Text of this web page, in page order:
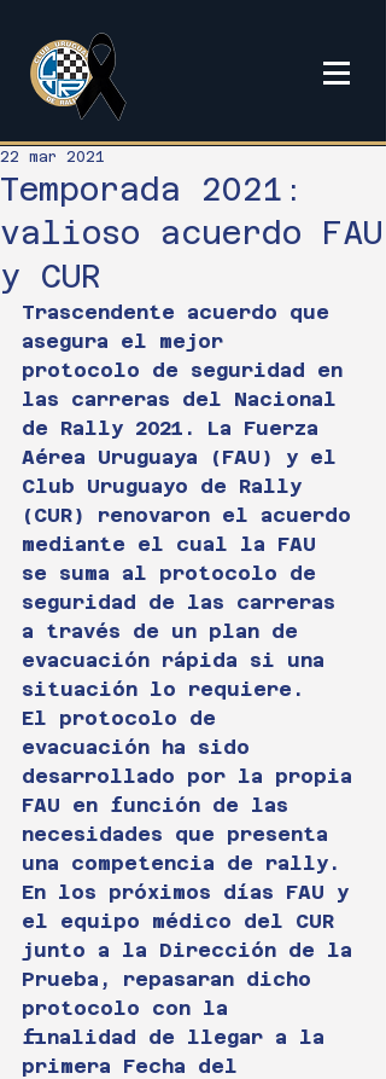
Temporada 2021:
valioso acuerdo FAU
y CUR
22 mar 2021
Trascendente acuerdo que
asegura el mejor
protocolo de seguridad en
las carreras del Nacional
de Rally 2021. La Fuerza
Aérea Uruguaya (FAU) y el
Club Uruguayo de Rally
(CUR) renovaron el acuerdo
mediante el cual la FAU
se suma al protocolo de
seguridad de las carreras
a través de un plan de
evacuación rápida si una
situación lo requiere.
El protocolo de
evacuación ha sido
desarrollado por la propia
FAU en función de las
necesidades que presenta
una competencia de rally.
En los próximos días FAU y
el equipo médico del CUR
junto a la Dirección de la
Prueba, repasaran dicho
protocolo con la
finalidad de llegar a la
primera Fecha del